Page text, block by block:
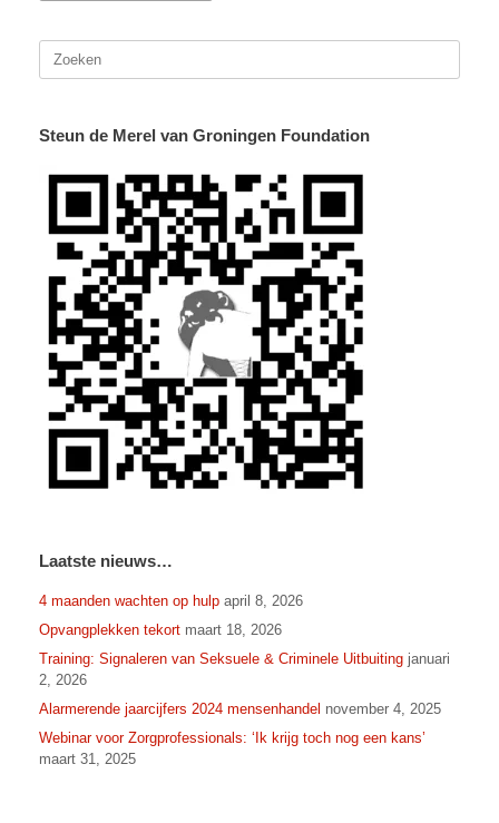
Zoeken
Steun de Merel van Groningen Foundation
Laatste nieuws…
4 maanden wachten op hulp april 8, 2026
Opvangplekken tekort maart 18, 2026
Training: Signaleren van Seksuele & Criminele Uitbuiting januari
2, 2026
Alarmerende jaarcijfers 2024 mensenhandel november 4, 2025
Webinar voor Zorgprofessionals: ‘Ik krijg toch nog een kans’
maart 31, 2025